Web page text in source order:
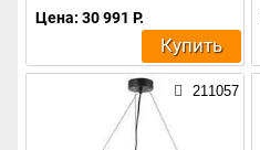
Цена: 30 991 Р.
Купить
211057